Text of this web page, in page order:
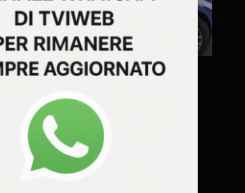
VICENZA E PROVINCIA
a Campo
un 38enne e